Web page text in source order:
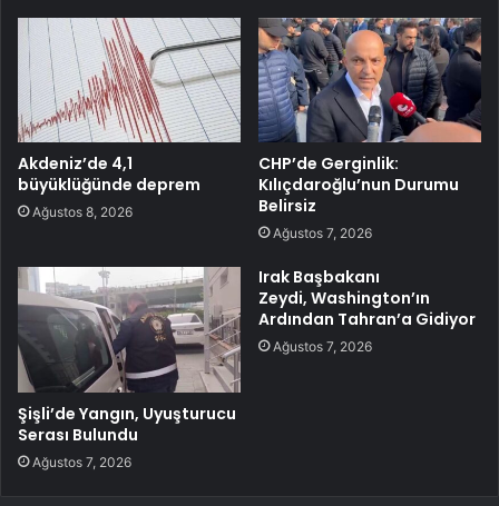
Akdeniz’de 4,1
büyüklüğünde deprem
Ağustos 8, 2026
CHP’de Gerginlik:
Kılıçdaroğlu’nun Durumu
Belirsiz
Ağustos 7, 2026
Şişli’de Yangın, Uyuşturucu
Serası Bulundu
Ağustos 7, 2026
Irak Başbakanı
Zeydi, Washington’ın
Ardından Tahran’a Gidiyor
Ağustos 7, 2026